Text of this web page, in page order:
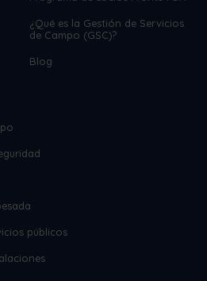
¿Qué es la Gestión de Servicios
de Campo (GSC)?
Blog
públicos